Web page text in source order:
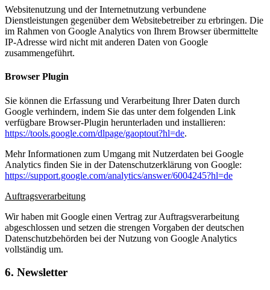
Websitenutzung und der Internetnutzung verbundene
Dienstleistungen gegenüber dem Websitebetreiber zu erbringen. Die
im Rahmen von Google Analytics von Ihrem Browser übermittelte
IP-Adresse wird nicht mit anderen Daten von Google
zusammengeführt.
Browser Plugin
Sie können die Erfassung und Verarbeitung Ihrer Daten durch
Google verhindern, indem Sie das unter dem folgenden Link
verfügbare Browser-Plugin herunterladen und installieren:
https://tools.google.com/dlpage/gaoptout?hl=de.
Mehr Informationen zum Umgang mit Nutzerdaten bei Google
Analytics finden Sie in der Datenschutzerklärung von Google:
https://support.google.com/analytics/answer/6004245?hl=de
Auftragsverarbeitung
Wir haben mit Google einen Vertrag zur Auftragsverarbeitung
abgeschlossen und setzen die strengen Vorgaben der deutschen
Datenschutzbehörden bei der Nutzung von Google Analytics
vollständig um.
6. Newsletter